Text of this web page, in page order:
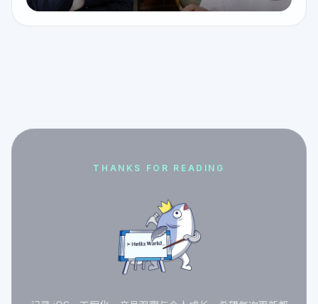
THANKS FOR READING